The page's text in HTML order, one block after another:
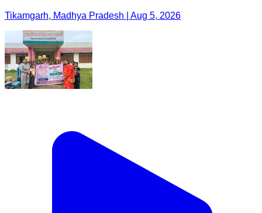
Tikamgarh, Madhya Pradesh | Aug 5, 2026